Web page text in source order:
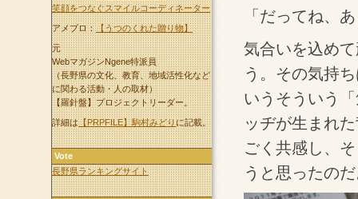
「だってね、
気合いを込め
う。その気持
いうそういう
ッヂが生まれ
ごく共感し、
うと思ったの
笑顔をつなぐスマイルコーディネーター
アメブロ：【うつのくれた贈り物】
元
WebマガジンNgene特派員
（長野県の文化、教育、地域活性化など
に関わる活動・人の取材）
【羅針盤】プロジェクトリーダー。
詳細は【PRPFILE】駒村みどりに記載。
Vote
長野県ランキングサイト